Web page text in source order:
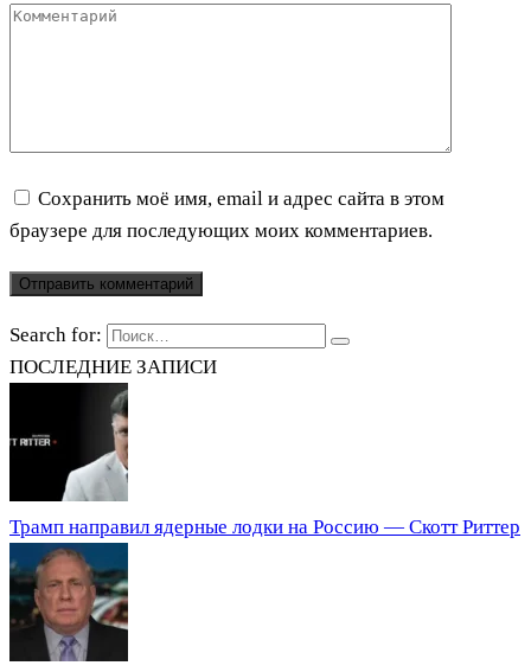
Сохранить моё имя, email и адрес сайта в этом
браузере для последующих моих комментариев.
Search for:
ПОСЛЕДНИЕ ЗАПИСИ
Трамп направил ядерные лодки на Россию — Скотт Риттер